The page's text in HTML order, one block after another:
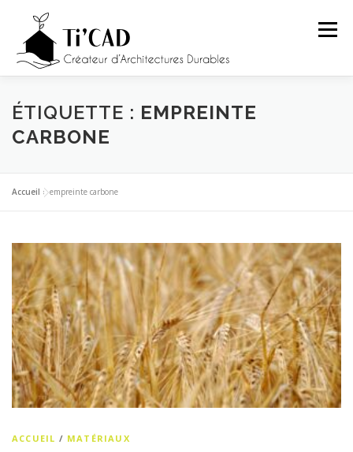
contenu
Menu
ACCUEIL PRÉSENTATION PRESTATIONS
ÉTIQUETTE : EMPREINTE
CARBONE
Accueil »empreinte carbone
ACCUEIL / MATÉRIAUX